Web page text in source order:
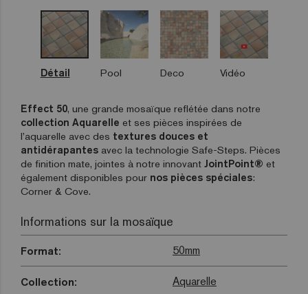
Détail Pool Deco Vidéo
Effect 50, une grande mosaïque reflétée dans notre
collection Aquarelle et ses pièces inspirées de
l’aquarelle avec des textures douces et
antidérapantes avec la technologie Safe-Steps. Pièces
de finition mate, jointes à notre innovant JointPoint® et
également disponibles pour nos pièces spéciales:
Corner & Cove.
Informations sur la mosaïque
Format: 50mm
Collection: Aquarelle